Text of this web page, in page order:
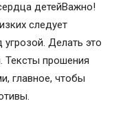
детейВажно!
следует
угрозой. Делать это
Тексты прошения
главное, чтобы